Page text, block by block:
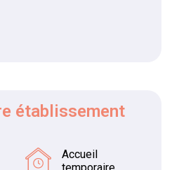
établissement
Accueil